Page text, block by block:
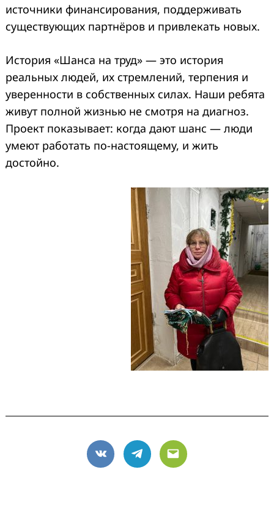
источники финансирования, поддерживать
существующих партнёров и привлекать новых.
История «Шанса на труд» — это история
реальных людей, их стремлений, терпения и
уверенности в собственных силах. Наши ребята
живут полной жизнью не смотря на диагноз.
Проект показывает: когда дают шанс — люди
умеют работать по-настоящему, и жить
достойно.
VK Telegram
Email